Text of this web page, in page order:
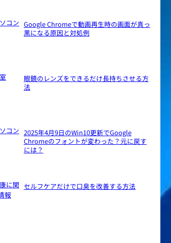
Google Chromeで動画再生時の画面が真っ
黒になる原因と対処例
眼鏡のレンズをできるだけ長持ちさせる方
法
2025年4月9日のWin10更新でGoogle
Chromeのフォントが変わった？元に戻す
には？
セルフケアだけで口臭を改善する方法